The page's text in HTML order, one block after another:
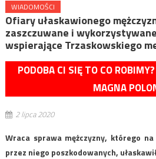
WIADOMOŚCI
Ofiary ułaskawionego
zaszczuwane i
wspierające Trzaskowskiego
PODOBA CI SIĘ TO CO
MAGNA
2 lipca 2020
Wraca sprawa mężczyzny, którego
przez niego poszkodowanych,